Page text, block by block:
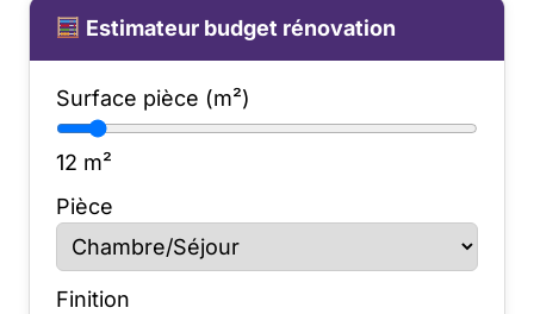
Estimateur budget rénovation
Surface pièce (m²)
12 m²
Pièce
Finition